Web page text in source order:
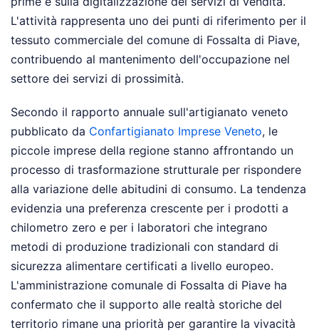
L'attività rappresenta uno dei punti di riferimento per il
tessuto commerciale del comune di Fossalta di Piave,
contribuendo al mantenimento dell'occupazione nel
settore dei servizi di prossimità.
Secondo il rapporto annuale sull'artigianato veneto
pubblicato da Confartigianato Imprese Veneto, le
piccole imprese della regione stanno affrontando un
processo di trasformazione strutturale per rispondere
alla variazione delle abitudini di consumo. La tendenza
evidenzia una preferenza crescente per i prodotti a
chilometro zero e per i laboratori che integrano
metodi di produzione tradizionali con standard di
sicurezza alimentare certificati a livello europeo.
L'amministrazione comunale di Fossalta di Piave ha
confermato che il supporto alle realtà storiche del
territorio rimane una priorità per garantire la vivacità